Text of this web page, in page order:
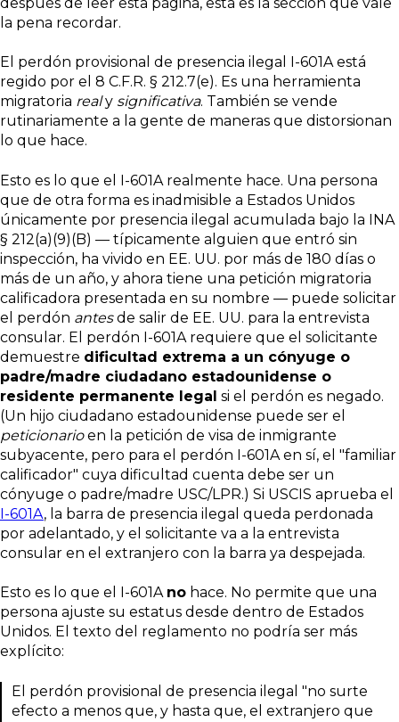
la pena recordar.
El perdón provisional de presencia ilegal I-601A está
regido por el 8 C.F.R. § 212.7(e). Es una herramienta
migratoria realy significativa. También se vende
rutinariamente a la gente de maneras que distorsionan
lo que hace.
Esto es lo que el I-601A realmente hace. Una persona
que de otra forma es inadmisible a Estados Unidos
únicamente por presencia ilegal acumulada bajo la INA
§ 212(a)(9)(B) — típicamente alguien que entró sin
inspección, ha vivido en EE. UU. por más de 180 días o
más de un año, y ahora tiene una petición migratoria
calificadora presentada en su nombre — puede solicitar
el perdón antesde salir de EE. UU. para la entrevista
consular. El perdón I-601A requiere que el solicitante
demuestre dificultad extrema a un cónyuge o
padre/madre ciudadano estadounidense o
residente permanente legal si el perdón es negado.
(Un hijo ciudadano estadounidense puede ser el
peticionarioen la petición de visa de inmigrante
subyacente, pero para el perdón I-601A en sí, el "familiar
calificador" cuya dificultad cuenta debe ser un
cónyuge o padre/madre USC/LPR.) Si USCIS aprueba el
I-601A, la barra de presencia ilegal queda perdonada
por adelantado, y el solicitante va a la entrevista
consular en el extranjero con la barra ya despejada.
Esto es lo que el I-601A no hace. No permite que una
persona ajuste su estatus desde dentro de Estados
Unidos. El texto del reglamento no podría ser más
explícito:
El perdón provisional de presencia ilegal "no surte
efecto a menos que, y hasta que, el extranjero que